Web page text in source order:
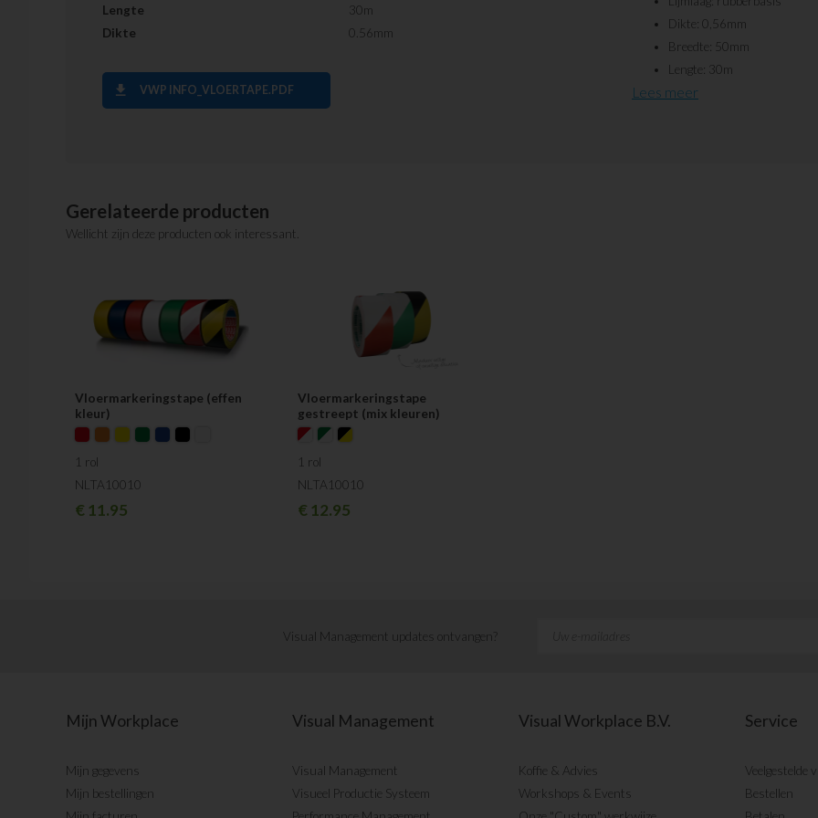
Lengte
30m
Dikte
0.56mm
download VWP INFO_VLOERTAPE.PDF
Dikte: 0,56mm
Breedte: 50mm
Lengte: 30m
Slijtage door het schuiven van
Lees meer
Gerelateerde producten
Wellicht zijn deze producten ook interessant.
Vloermarkeringstape (effen
kleur)
1 rol
NLTA10010
€11.95
Vloermarkeringstape
gestreept (mix kleuren)
1 rol
NLTA10010
€12.95
Visual Management updates ontvangen?
Mijn Workplace
Mijn gegevens
Mijn bestellingen
Visual Management
Visual Management
Visueel Productie Systeem
Visual Workplace B.V.
Koffie & Advies
Workshops & Events
Service
Veelgestelde
Bestellen